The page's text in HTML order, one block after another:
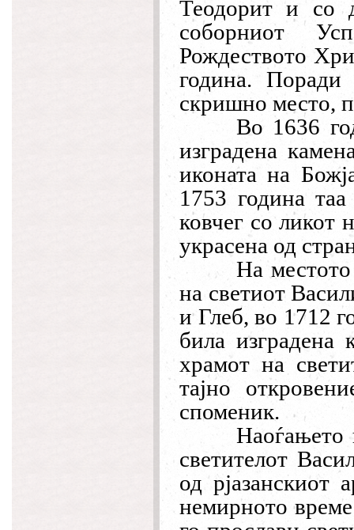
Теодорит и со
соборниот
Рождеството
година.
скришно место,
Во 1636
изградена
иконата на
1753 година
ковчег со ликот
украсена од
На
на светиот
и Глеб, во 1712
била изградена
храмот на
тајно
споменик.
Наоѓањето
светителот
од рјазанскиот
немирното